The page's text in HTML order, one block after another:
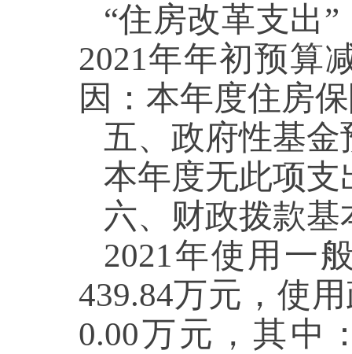
“住房改革支出
2021年年初预算
因：本年度住房
五、政府性基
本年度无此项支
六、财政拨款
2021年使用一
439.84万元，使
0.00万元，其中